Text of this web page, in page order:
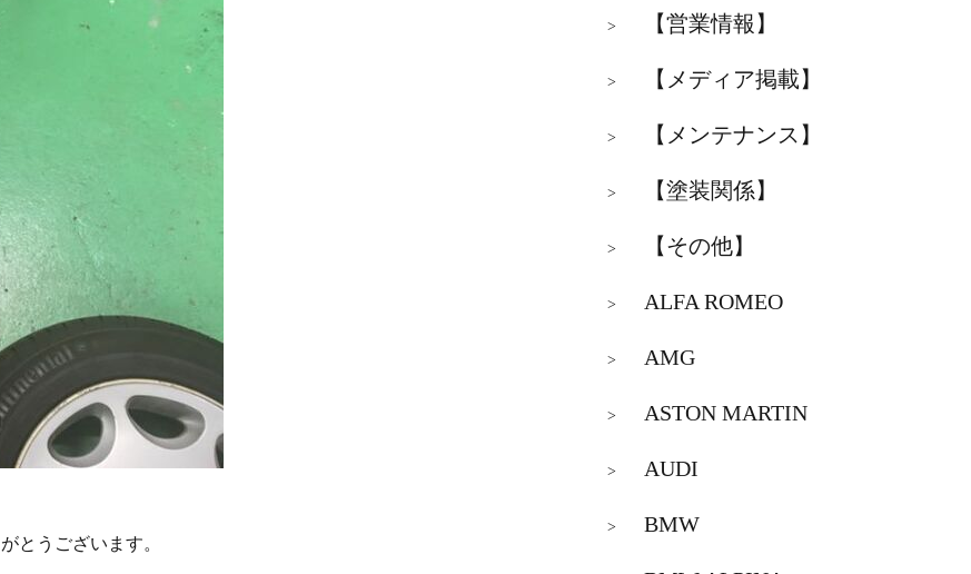
とうございます。
> 【営業情報】
> 【メディア掲載】
> 【メンテナンス】
> 【塗装関係】
> 【その他】
> ALFA ROMEO
> AMG
> ASTON MARTIN
> AUDI
> BMW